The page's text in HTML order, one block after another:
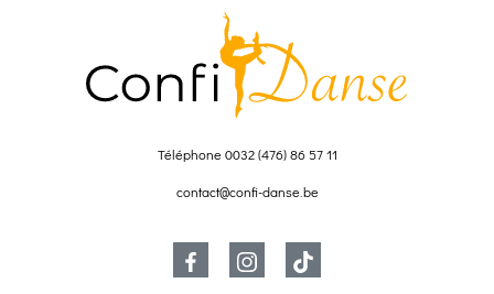
Téléphone 0032 (476) 86 57 11
contact@confi-danse.be